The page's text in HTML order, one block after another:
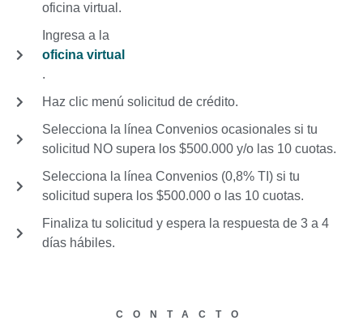
oficina virtual.
Ingresa a la
oficina virtual
.
Haz clic menú solicitud de crédito.
Selecciona la línea Convenios ocasionales si tu
solicitud NO supera los $500.000 y/o las 10 cuotas.
Selecciona la línea Convenios (0,8% TI) si tu
solicitud supera los $500.000 o las 10 cuotas.
Finaliza tu solicitud y espera la respuesta de 3 a 4
días hábiles.
CONTACTO